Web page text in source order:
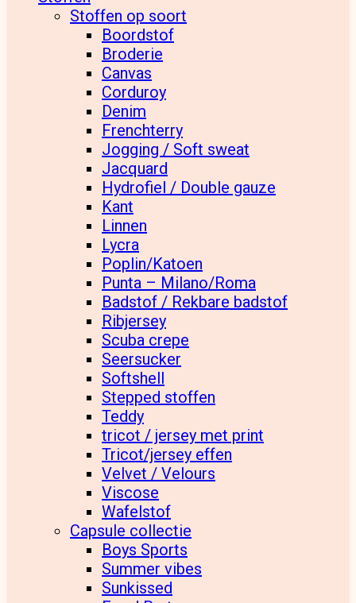
Stoffen op soort
Boordstof
Broderie
Canvas
Corduroy
Denim
Frenchterry
Jogging / Soft sweat
Jacquard
Hydrofiel / Double gauze
Kant
Linnen
Lycra
Poplin/Katoen
Punta – Milano/Roma
Badstof / Rekbare badstof
Ribjersey
Scuba crepe
Seersucker
Softshell
Stepped stoffen
Teddy
tricot / jersey met print
Tricot/jersey effen
Velvet / Velours
Viscose
Wafelstof
Capsule collectie
Boys Sports
Summer vibes
Sunkissed